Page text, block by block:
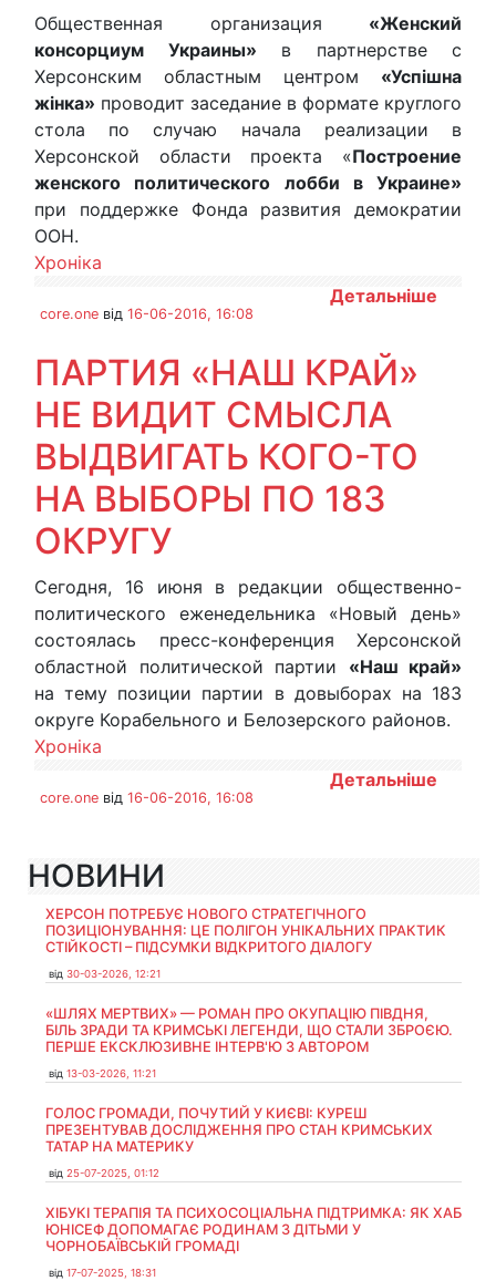
Общественная организация «Женский
консорциум Украины» в партнерстве с
Херсонским областным центром «Успішна
жінка» проводит заседание в формате круглого
стола по случаю начала реализации в
Херсонской области проекта «Построение
женского политического лобби в Украине»
при поддержке Фонда развития демократии
ООН.
Хроніка
Детальніше
core.one від 16-06-2016, 16:08
ПАРТИЯ «НАШ КРАЙ»
НЕ ВИДИТ СМЫСЛА
ВЫДВИГАТЬ КОГО-ТО
НА ВЫБОРЫ ПО 183
ОКРУГУ
Сегодня, 16 июня в редакции общественно-
политического еженедельника «Новый день»
состоялась пресс-конференция Херсонской
областной политической партии «Наш край»
на тему позиции партии в довыборах на 183
округе Корабельного и Белозерского районов.
Хроніка
Детальніше
core.one від 16-06-2016, 16:08
НОВИНИ
ХЕРСОН ПОТРЕБУЄ НОВОГО СТРАТЕГІЧНОГО
ПОЗИЦІОНУВАННЯ: ЦЕ ПОЛІГОН УНІКАЛЬНИХ ПРАКТИК
СТІЙКОСТІ – ПІДСУМКИ ВІДКРИТОГО ДІАЛОГУ
від 30-03-2026, 12:21
«ШЛЯХ МЕРТВИХ» — РОМАН ПРО ОКУПАЦІЮ ПІВДНЯ,
БІЛЬ ЗРАДИ ТА КРИМСЬКІ ЛЕГЕНДИ, ЩО СТАЛИ ЗБРОЄЮ.
ПЕРШЕ ЕКСКЛЮЗИВНЕ ІНТЕРВ'Ю З АВТОРОМ
від 13-03-2026, 11:21
ГОЛОС ГРОМАДИ, ПОЧУТИЙ У КИЄВІ: КУРЕШ
ПРЕЗЕНТУВАВ ДОСЛІДЖЕННЯ ПРО СТАН КРИМСЬКИХ
ТАТАР НА МАТЕРИКУ
від 25-07-2025, 01:12
ХІБУКІ ТЕРАПІЯ ТА ПСИХОСОЦІАЛЬНА ПІДТРИМКА: ЯК ХАБ
ЮНІСЕФ ДОПОМАГАЄ РОДИНАМ З ДІТЬМИ У
ЧОРНОБАЇВСЬКІЙ ГРОМАДІ
від 17-07-2025, 18:31